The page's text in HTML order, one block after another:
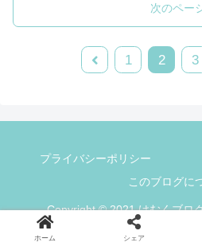
次のペー
1 2 3
プライバシーポリシー
このブログに
Copyright © 2021 けむくブロ
ホーム シェア